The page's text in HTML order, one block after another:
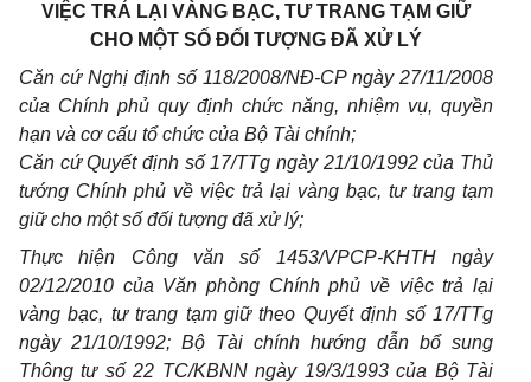
VIỆC TRẢ LẠI VÀNG BẠC, TƯ TRANG TẠM GIỮ
CHO MỘT SỐ ĐỐI TƯỢNG ĐÃ XỬ LÝ
Căn cứ Nghị định số 118/2008/NĐ-CP ngày 27/11/2008
của Chính phủ quy định chức năng, nhiệm vụ, quyền
hạn và cơ cấu tổ chức của Bộ Tài chính;
Căn cứ Quyết định số 17/TTg ngày 21/10/1992 của Thủ
tướng Chính phủ về việc trả lại vàng bạc, tư trang tạm
giữ cho một số đối tượng đã xử lý;
Thực hiện Công văn số 1453/VPCP-KHTH ngày
02/12/2010 của Văn phòng Chính phủ về việc trả lại
vàng bạc, tư trang tạm giữ theo Quyết định số 17/TTg
ngày 21/10/1992; Bộ Tài chính hướng dẫn bổ sung
Thông tư số 22 TC/KBNN ngày 19/3/1993 của Bộ Tài